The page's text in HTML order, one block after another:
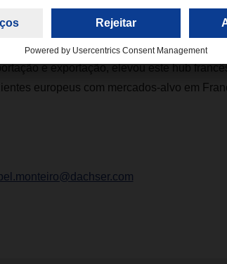
ao minuto. Isto permite que todos os
onde quer que estejam localizados na
a expansão do portefólio de Clermont-
e exportação, elevou este hub
europeus com mercados-alvo em